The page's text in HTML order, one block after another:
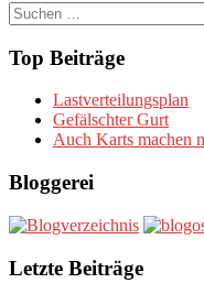
Suchen
nach:
Top Beiträge
Lastverteilungsplan
Gefälschter Gurt
Auch Karts machen
Bloggerei
Letzte Beiträge